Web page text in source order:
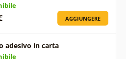
AGGIUNGERE
adesivo in carta